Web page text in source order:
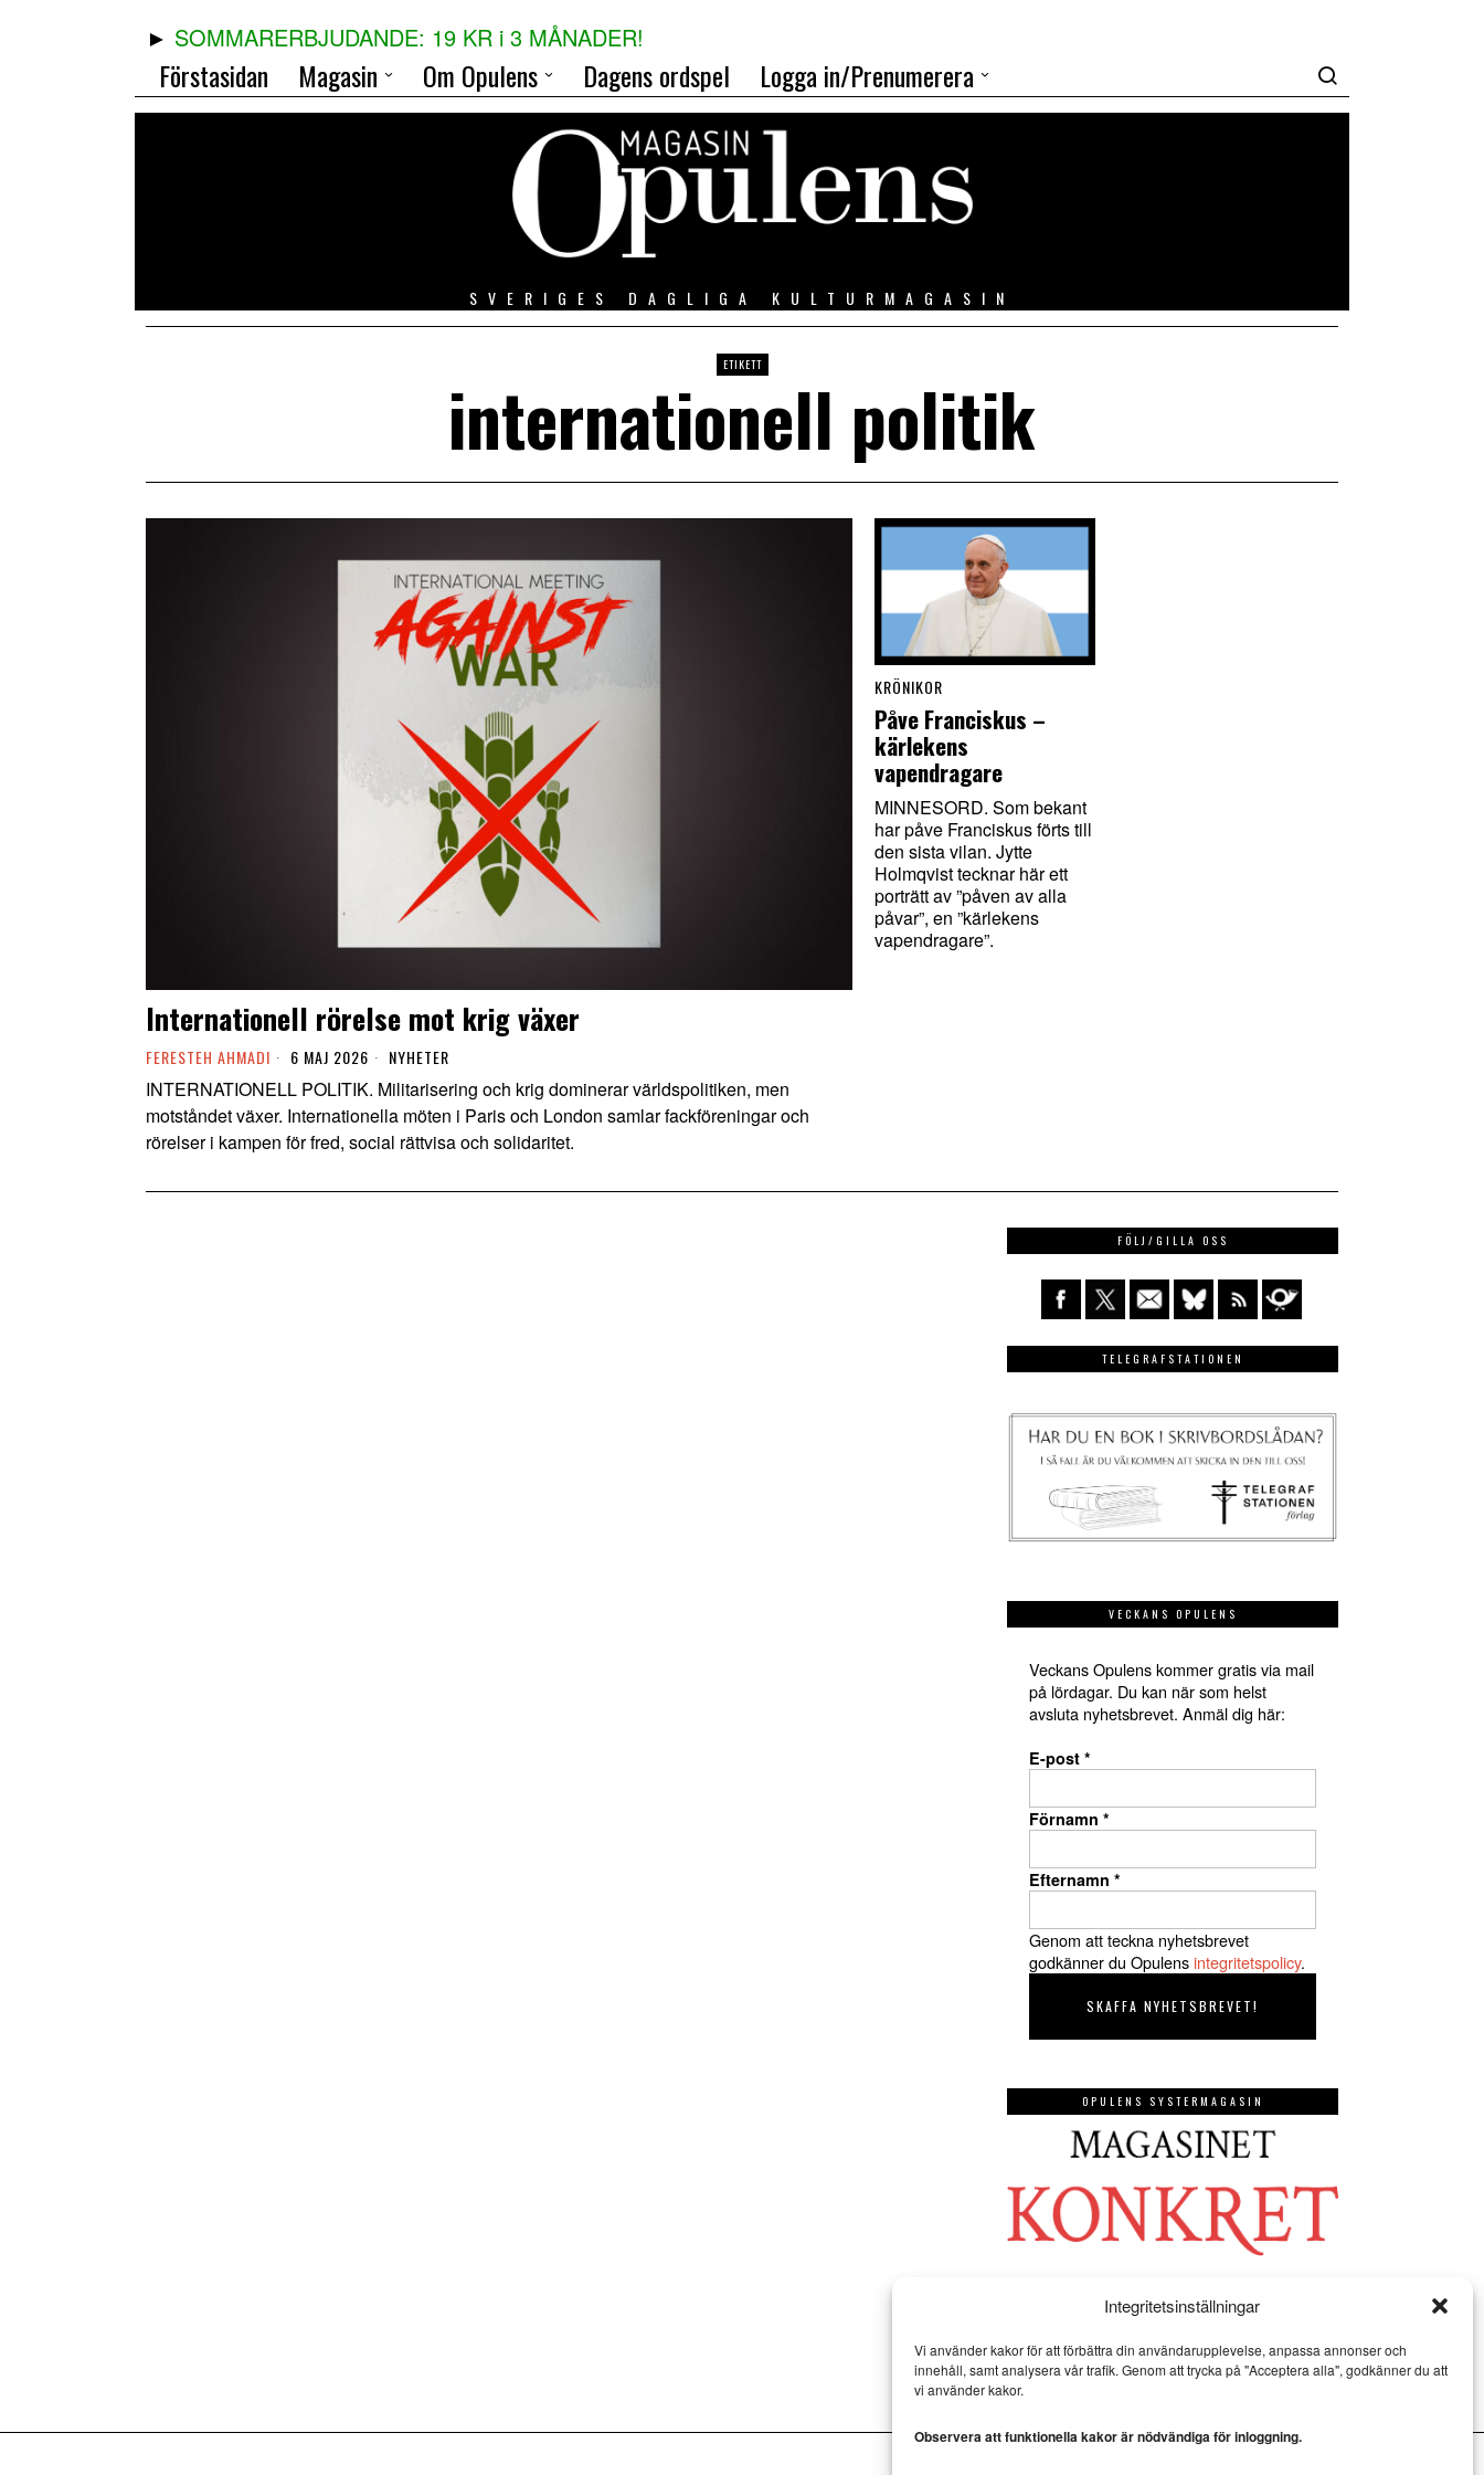
Integritetsinställningar
Vi använder kakor för att förbättra din användarupplevelse, anpassa annonser och
innehåll, samt analysera vår trafik. Genom att trycka på "Acceptera alla", godkänner du att
vi använder kakor.
Observera att funktionella kakor är nödvändiga för inloggning.
SOMMARERBJUDANDE: 19 KR i 3 MÅNADER!
Förstasidan Magasin Om Opulens Dagens ordspel Logga in/Prenumerera
SVERIGES DAGLIGA KULTURMAGASIN
ETIKETT
internationell politik
Internationell rörelse mot krig växer
FERESTEH AHMADI 6 MAJ 2026 NYHETER
INTERNATIONELL POLITIK. Militarisering och krig dominerar världspolitiken, men
motståndet växer. Internationella möten i Paris och London samlar fackföreningar och
rörelser i kampen för fred, social rättvisa och solidaritet.
KRÖNIKOR
Påve Franciskus –
kärlekens
vapendragare
MINNESORD. Som bekant
har påve Franciskus förts till
den sista vilan. Jytte
Holmqvist tecknar här ett
porträtt av ”påven av alla
påvar”, en ”kärlekens
vapendragare”.
FÖLJ/GILLA OSS
TELEGRAFSTATIONEN
VECKANS OPULENS
Veckans Opulens kommer gratis via mail
på lördagar. Du kan när som helst
avsluta nyhetsbrevet. Anmäl dig här:
E-post *
Förnamn *
Efternamn *
Genom att teckna nyhetsbrevet
godkänner du Opulensintegritetspolicy.
OPULENS SYSTERMAGASIN